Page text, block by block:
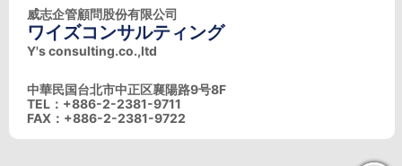
威志企管顧問股份有限公司
ワイズコンサルティング
Y's consulting.co.,ltd
中華民国台北市中正区襄陽路9号8F
TEL：+886-2-2381-9711
FAX：+886-2-2381-9722